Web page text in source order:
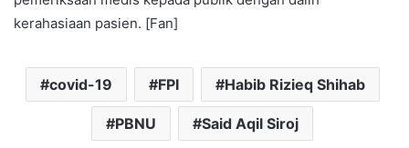
kerahasiaan pasien. [Fan]
covid-19 FPI Habib Rizieq Shihab
PBNU Said Aqil Siroj